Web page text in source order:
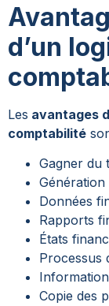
d’un
Les avantages
comptabilité
Gagner du
Données
Rapports
États
Processus
Copie des